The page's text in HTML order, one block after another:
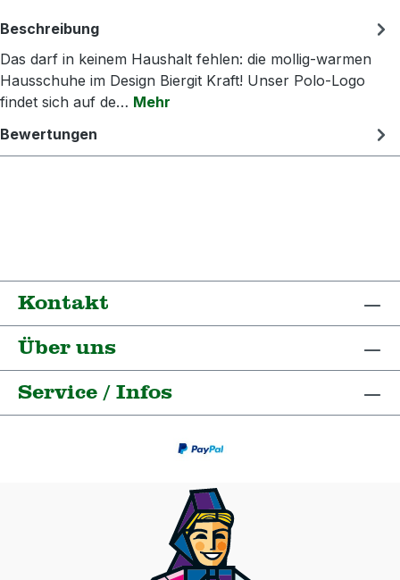
Beschreibung
Das darf in keinem Haushalt fehlen: die mollig-warmen
Hausschuhe im Design Biergit Kraft! Unser Polo-Logo
findet sich auf de… Mehr
Bewertungen
Kontakt
Über uns
Service / Infos